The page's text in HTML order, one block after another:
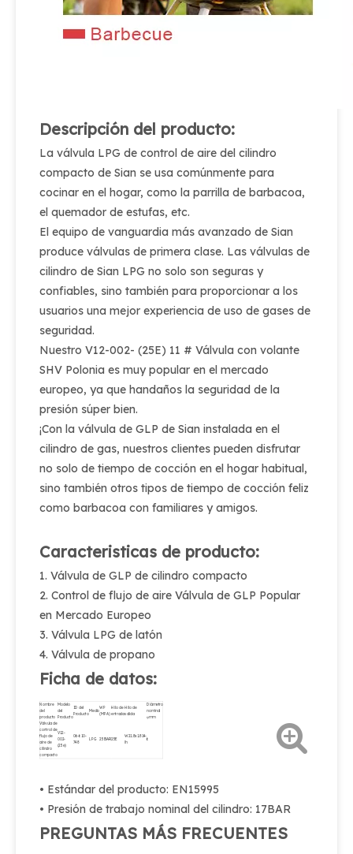
Descripción del producto:
La válvula LPG de control de aire del cilindro
compacto de Sian se usa comúnmente para
cocinar en el hogar, como la parrilla de barbacoa,
el quemador de estufas, etc.
El equipo de vanguardia más avanzado de Sian
produce válvulas de primera clase. Las válvulas de
cilindro de Sian LPG no solo son seguras y
confiables, sino también para proporcionar a los
usuarios una mejor experiencia de uso de gases de
seguridad.
Nuestro V12-002- (25E) 11 # Válvula con volante
SHV Polonia es muy popular en el mercado
europeo, ya que handaños la seguridad de la
presión súper bien.
¡Con la válvula de GLP de Sian instalada en el
cilindro de gas, nuestros clientes pueden disfrutar
no solo de tiempo de cocción en el hogar habitual,
sino también otros tipos de tiempo de cocción feliz
como barbacoa con familiares y amigos.
Caracteristicas de producto:
1. Válvula de GLP de cilindro compacto
2. Control de flujo de aire Válvula de GLP Popular
en Mercado Europeo
3. Válvula LPG de latón
4. Válvula de propano
Ficha de datos:
Nombre
del
producto
Modelo
del
Producto
ID del
Producto
Medio
WP
(MPA)
Hilo de
entrada
Hilo de
salida
Diámetro
nominal
φmm
Válvula de
control de
flujo de
aire de
cilindro
compacto
V12-
002-
(25e)
06-610-
748
LPG 25BAR25E
W21.8x1.814-
lh
6
• Estándar del producto: EN15995
• Presión de trabajo nominal del cilindro: 17BAR
PREGUNTAS MÁS FRECUENTES